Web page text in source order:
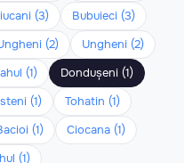
(3)
Bubuieci (3)
(2)
Ungheni (2)
(1)
Dondușeni (1)
(1)
Tohatin (1)
(1)
Ciocana (1)
(1)